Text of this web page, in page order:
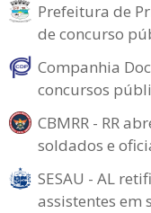
Prefeitura de
de concurso
Companhia
concursos
CBMRR - RR
soldados e
SESAU - AL
assistentes em